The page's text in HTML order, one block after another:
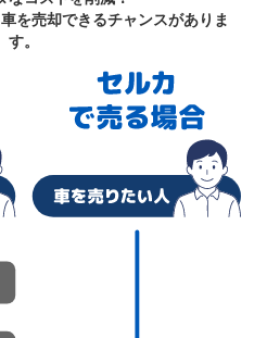
を売却できるチャンスがありま
す。